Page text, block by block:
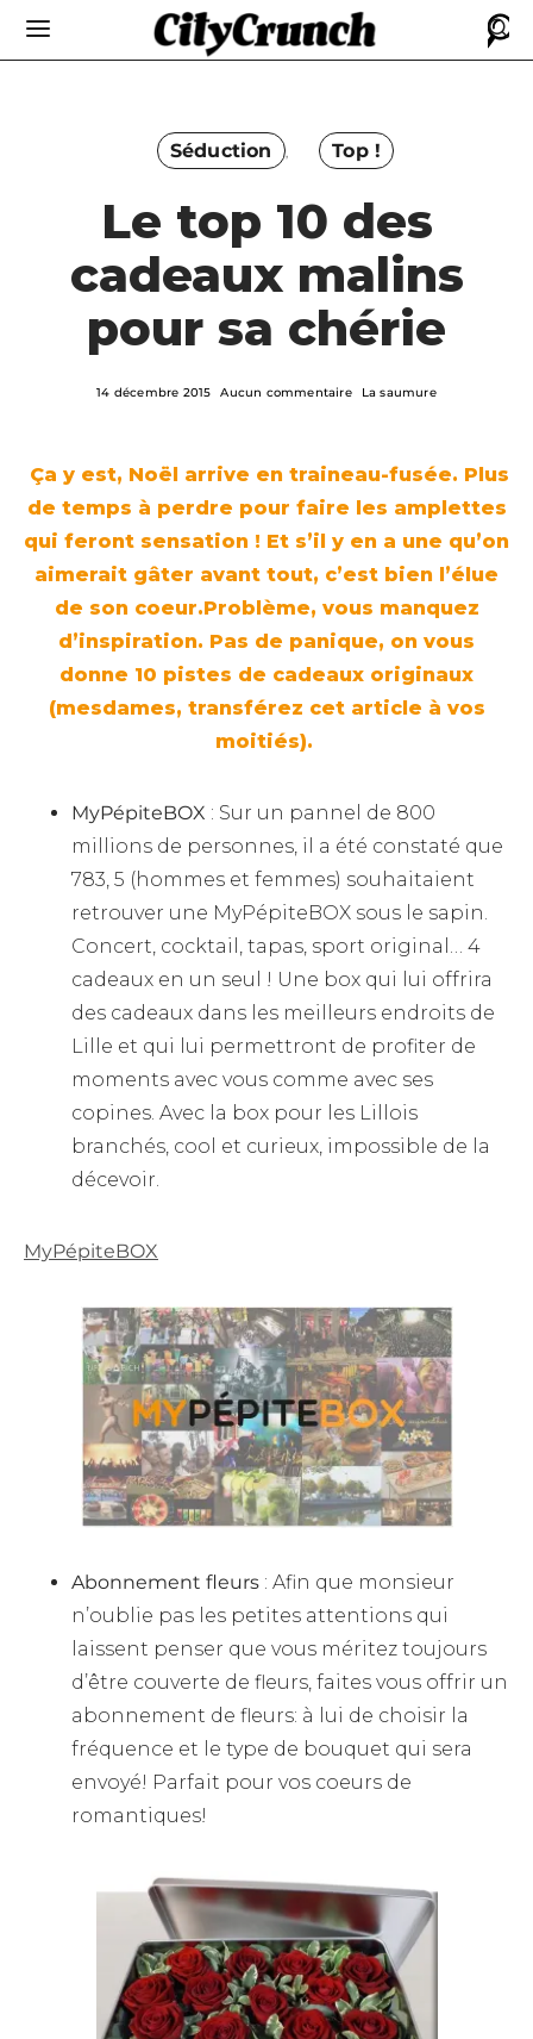
Séduction Top !
Le top 10 des
cadeaux malins
pour sa chérie
14 décembre 2015 Aucun commentaire La saumure
Ça y est, Noël arrive en traineau-fusée. Plus
de temps à perdre pour faire les amplettes
qui feront sensation ! Et s’il y en a une qu’on
aimerait gâter avant tout, c’est bien l’élue
de son coeur.Problème, vous manquez
d’inspiration. Pas de panique, on vous
donne 10 pistes de cadeaux originaux
(mesdames, transférez cet article à vos
moitiés).
MyPépiteBOX : Sur un pannel de 800
millions de personnes, il a été constaté que
783, 5 (hommes et femmes) souhaitaient
retrouver une MyPépiteBOX sous le sapin.
Concert, cocktail, tapas, sport original… 4
cadeaux en un seul ! Une box qui lui offrira
des cadeaux dans les meilleurs endroits de
Lille et qui lui permettront de profiter de
moments avec vous comme avec ses
copines. Avec la box pour les Lillois
branchés, cool et curieux, impossible de la
décevoir.
MyPépiteBOX
Abonnement fleurs : Afin que monsieur
n’oublie pas les petites attentions qui
laissent penser que vous méritez toujours
d’être couverte de fleurs, faites vous offrir un
abonnement de fleurs: à lui de choisir la
fréquence et le type de bouquet qui sera
envoyé! Parfait pour vos coeurs de
romantiques!